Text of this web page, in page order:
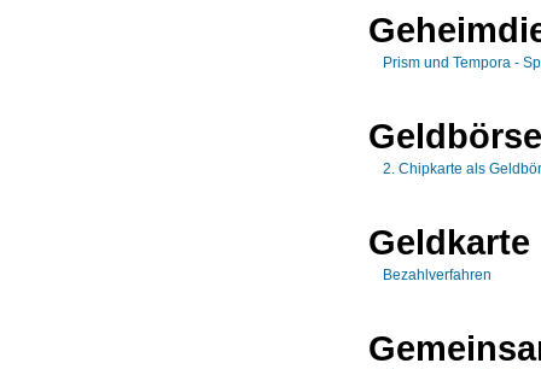
Prism und Tempora -
Geldbörse
2. Chipkarte als
Geldkarte
Bezahlverfahren